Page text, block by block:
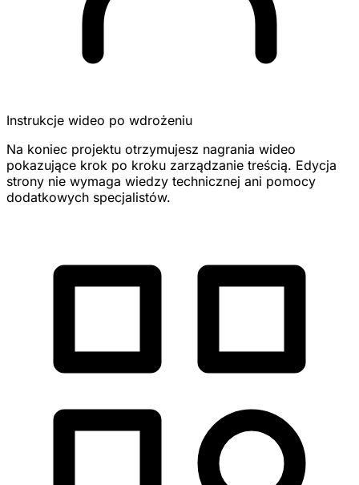
Instrukcje wideo po wdrożeniu
Na koniec projektu otrzymujesz nagrania wideo
pokazujące krok po kroku zarządzanie treścią. Edycja
strony nie wymaga wiedzy technicznej ani pomocy
dodatkowych specjalistów.